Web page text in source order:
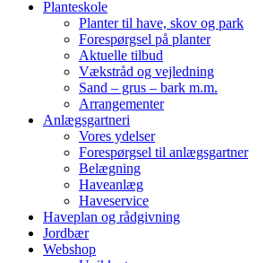
Planteskole
Planter til have, skov og park
Forespørgsel på planter
Aktuelle tilbud
Vækstråd og vejledning
Sand – grus – bark m.m.
Arrangementer
Anlægsgartneri
Vores ydelser
Forespørgsel til anlægsgartner
Belægning
Haveanlæg
Haveservice
Haveplan og rådgivning
Jordbær
Webshop